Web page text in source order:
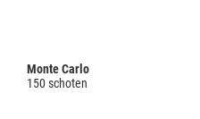
Monte Carlo
150 schoten